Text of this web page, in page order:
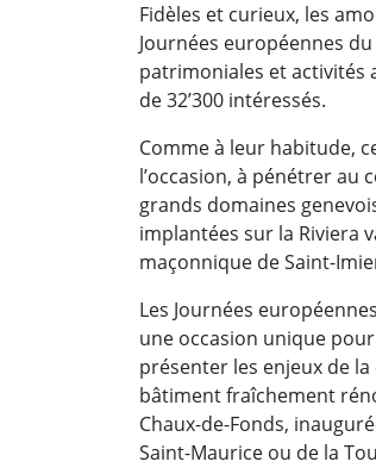
Fidèles et curieux, les
Journées européennes
patrimoniales et activités
de 32’300 intéressés.
Comme à leur habitude,
l’occasion, à pénétrer au
grands domaines
implantées sur la Riviera
maçonnique de Saint-
Les Journées
une occasion unique
présenter les enjeux de
bâtiment fraîchement
Chaux-de-Fonds,
Saint-Maurice ou de la